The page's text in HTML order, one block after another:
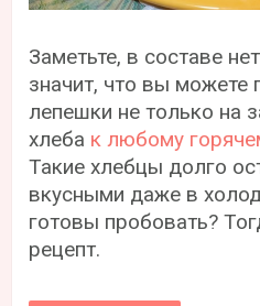
Заметьте, в составе
значит, что вы можете
лепешки не только на
хлеба к любому
Такие хлебцы долго
вкусными даже в
готовы пробовать?
рецепт.